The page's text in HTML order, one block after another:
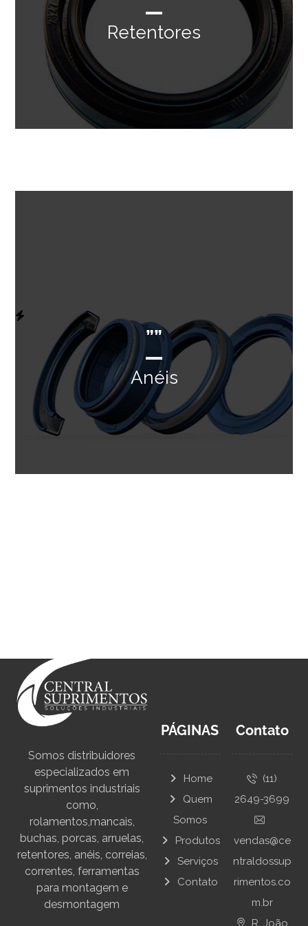
Retentores
””
Anéis
Somos distribuidores
especializados em
suprimentos industriais
como,
rolamentos,mancais,
buchas, porcas, arruelas,
retentores, anéis, correias,
correntes, ferramentas
para montagem e
desmontagem
PÁGINAS
Home
Quem
Somos
Produtos
Serviços
Contato
Contato
(11)
2649-3699
vendas@ce
ntraldossup
rimentos.co
m.br
R. João